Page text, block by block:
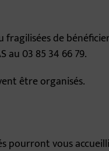
fragilisées de
03 85 34 66 79.
être organisés.
pourront vous